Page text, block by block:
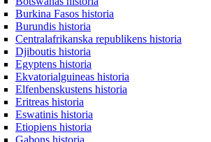
Burkina Fasos historia
Burundis historia
Centralafrikanska republikens historia
Djiboutis historia
Egyptens historia
Ekvatorialguineas historia
Elfenbenskustens historia
Eritreas historia
Eswatinis historia
Etiopiens historia
Gabons historia